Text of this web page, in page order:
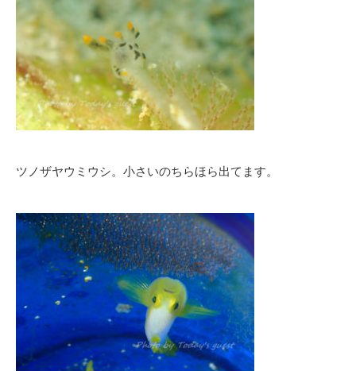
ツノザヤウミウシ。小さいのちらほら出てます。